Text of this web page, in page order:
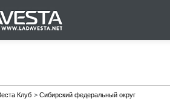
Клуб > Сибирский федеральный округ